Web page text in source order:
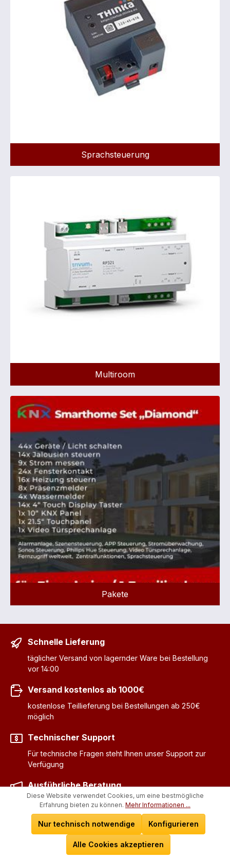
Sprachsteuerung
Multiroom
Pakete
Schnelle Lieferung
täglicher Versand von lagernder Ware bei Bestellung
vor 14:00
Versand kostenlos ab 1000€
kostenlose Teillieferung bei Bestellungen ab 250€
möglich
Technischer Support
Für technische Fragen steht Ihnen unser Support zur
Verfügung
Ausführliche Beratung
Für Ihre Fragen zu unseren Produkten beraten wir Sie
gerne telefonisch
Newsletter abonnieren und stets
Diese Website verwendet Cookies, um eine bestmögliche
Erfahrung bieten zu können. Mehr Informationen ...
Nur technisch notwendige Konfigurieren
Alle Cookies akzeptieren